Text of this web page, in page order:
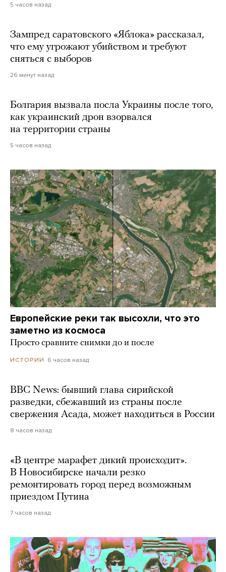
5 часов назад
Зампред саратовского «Яблока» рассказал,
что ему угрожают убийством и требуют
сняться с выборов
26 минут назад
Болгария вызвала посла Украины после того,
как украинский дрон взорвался
на территории страны
5 часов назад
Европейские реки так высохли, что это
заметно из космоса
Просто сравните снимки до и после
ИСТОРИИ 6 часов назад
BBC News: бывший глава сирийской
разведки, сбежавший из страны после
свержения Асада, может находиться в России
8 часов назад
«В центре марафет дикий происходит».
В Новосибирске начали резко
ремонтировать город перед возможным
приездом Путина
7 часов назад